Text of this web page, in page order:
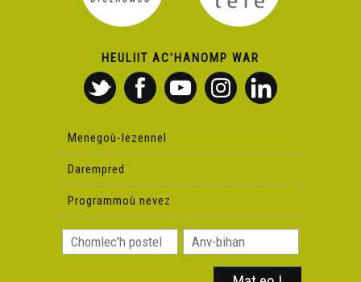
HEULIIT AC'HANOMP WAR
Menegoù-lezennel
Darempred
Programmoù nevez